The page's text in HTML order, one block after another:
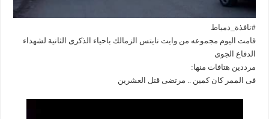
#نافذة_دمياط
قامت اليوم مجموعه من وايت نايتس الزمالك باحياء الذكرى الثانية لشهداء
الدفاع الجوى
مرددين هتافات منها:
فى الممر كان كمين .. مرتضى قتل العشرين